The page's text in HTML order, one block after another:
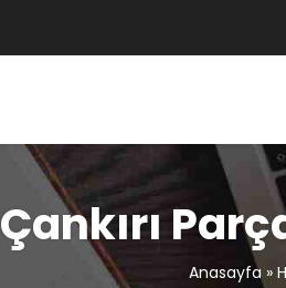
Çankırı
Anasayfa»